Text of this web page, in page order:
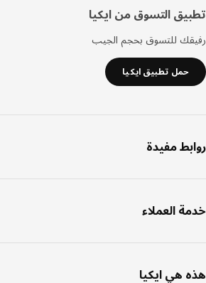
التسوق من ايكيا
للتسوق بحجم الجيب
حمل تطبيق ايكيا
مفيدة
العملاء
هي ايكيا